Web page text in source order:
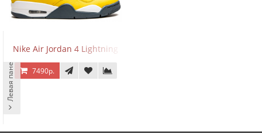
Nike Air Jordan 4 Lightning
7490р.
Левая панель